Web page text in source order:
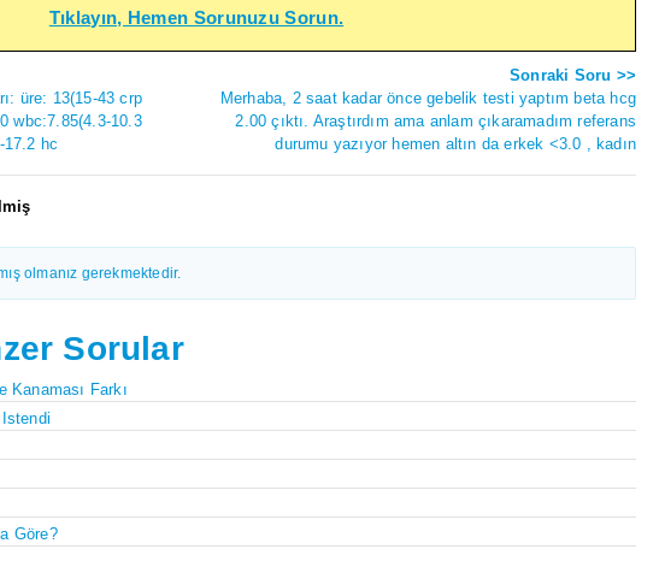
Tıklayın, Hemen Sorunuzu Sorun.
üre: 13(15-43 crp
wbc:7.85(4.3-10.3
17.2 hc
Sonraki Soru >>
Merhaba, 2 saat kadar önce gebelik testi yaptım beta hcg
2.00 çıktı. Araştırdım ama anlam çıkaramadım referans
durumu yazıyor hemen altın da erkek <3.0 , kadın
olmanız gerekmektedir.
Sorular
Kanaması Farkı
Göre?